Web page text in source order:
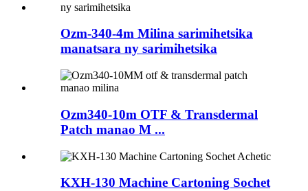
Ozm-340-4m Milina sarimihetsika
manatsara ny sarimihetsika
Ozm340-10m OTF & Transdermal
Patch manao M ...
KXH-130 Machine Cartoning Sochet